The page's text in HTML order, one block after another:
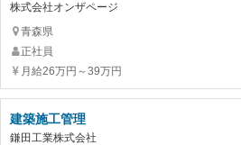
株式会社オンザページ
青森県
正社員
月給26万円～39万円
建築施工管理
鎌田工業株式会社